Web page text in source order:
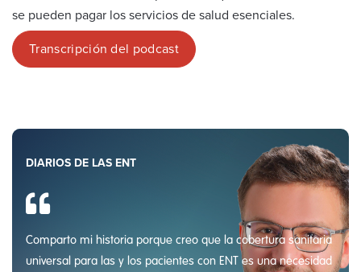
se pueden pagar los servicios de salud esenciales.
Transcripción del podcast
DIARIOS DE LAS ENT
Comparto mi historia porque creo que la cobertura sanitaria
universal para las y los pacientes con ENT es una necesidad